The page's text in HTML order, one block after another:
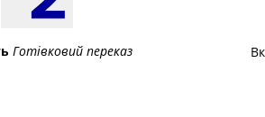
Готівковий переказ